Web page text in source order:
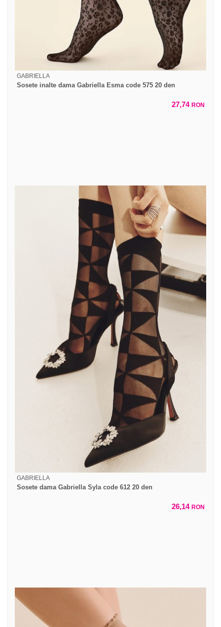
GABRIELLA
Sosete inalte dama Gabriella Esma code 575 20 den
27,74 RON
GABRIELLA
Sosete dama Gabriella Syla code 612 20 den
26,14 RON